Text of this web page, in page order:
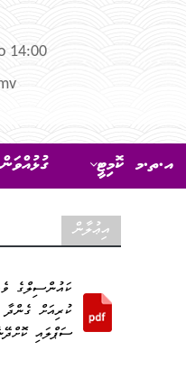
14:00
އ.ތ.މ ކޮމިޓީ ގުޅުއްވަން
އިޢުލާން
ކައުންސިލްގެ
ކުރިއަށް
ސަޕްލައި